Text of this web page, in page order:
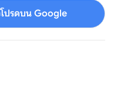
ปรดบน Google